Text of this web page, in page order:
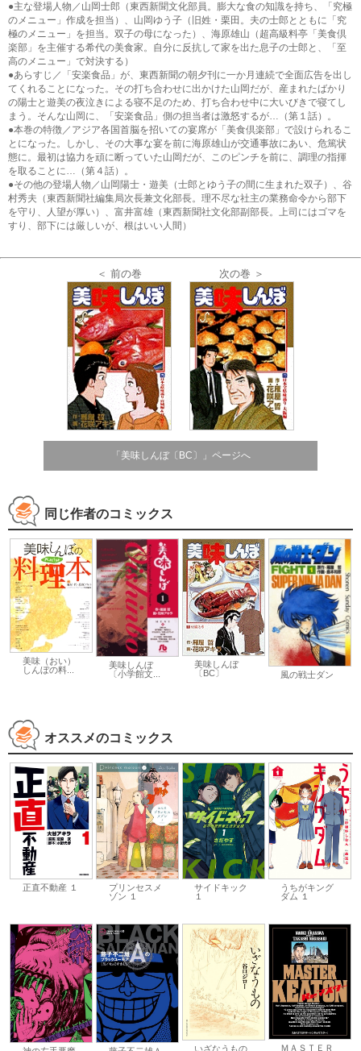
●主な登場人物／山岡士郎（東西新聞文化部員。膨大な食の知識を持ち、「究極
のメニュー」作成を担当）、山岡ゆう子（旧姓・栗田。夫の士郎とともに「究
極のメニュー」を担当。双子の母になった）、海原雄山（超高級料亭「美食倶
楽部」を主催する希代の美食家。自分に反抗して家を出た息子の士郎と、「至
高のメニュー」で対決する）
●あらすじ／「安楽食品」が、東西新聞の朝夕刊に一か月連続で全面広告を出し
てくれることになった。その打ち合わせに出かけた山岡だが、産まれたばかり
の陽士と遊美の夜泣きによる寝不足のため、打ち合わせ中に大いびきで寝てし
まう。そんな山岡に、「安楽食品」側の担当者は激怒するが…（第１話）。
●本巻の特徴／アジア各国首脳を招いての宴席が「美食倶楽部」で設けられるこ
とになった。しかし、その大事な宴を前に海原雄山が交通事故にあい、危篤状
態に。最初は協力を頑に断っていた山岡だが、このピンチを前に、調理の指揮
を取ることに…（第４話）。
●その他の登場人物／山岡陽士・遊美（士郎とゆう子の間に生まれた双子）、谷
村秀夫（東西新聞社編集局次長兼文化部長。理不尽な社主の業務命令から部下
を守り、人望が厚い）、富井富雄（東西新聞社文化部副部長。上司にはゴマを
すり、部下には厳しいが、根はいい人間）
＜ 前の巻 次の巻 ＞
「美味しんぼ〔BC〕」ページへ
同じ作者のコミックス
美味（おい）
しんぼの料...
美味しんぼ
〔小学館文...
美味しんぼ
〔BC〕
風の戦士ダン
オススメのコミックス
正直不動産 １
プリンセスメ
ゾン １
サイドキック
１
うちがキング
ダム １
いざなうもの ＭＡＳＴＥＲ